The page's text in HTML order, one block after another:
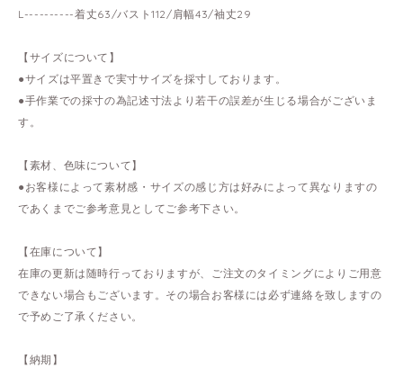
L----------着丈63/バスト112/肩幅43/袖丈29
【サイズについて】
●サイズは平置きで実寸サイズを採寸しております。
●手作業での採寸の為記述寸法より若干の誤差が生じる場合がございま
す。
【素材、色味について】
●お客様によって素材感・サイズの感じ方は好みによって異なりますの
であくまでご参考意見としてご参考下さい。
【在庫について】
在庫の更新は随時行っておりますが、ご注文のタイミングによりご用意
できない場合もございます。その場合お客様には必ず連絡を致しますの
で予めご了承ください。
【納期】